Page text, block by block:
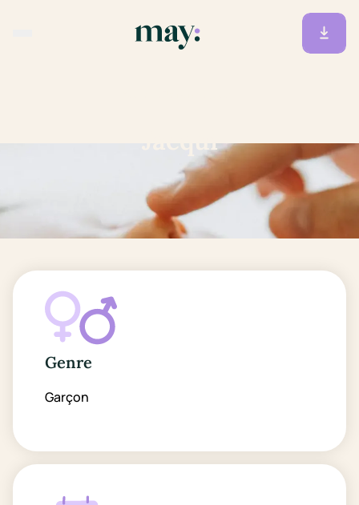
Jacqui
Genre
Garçon